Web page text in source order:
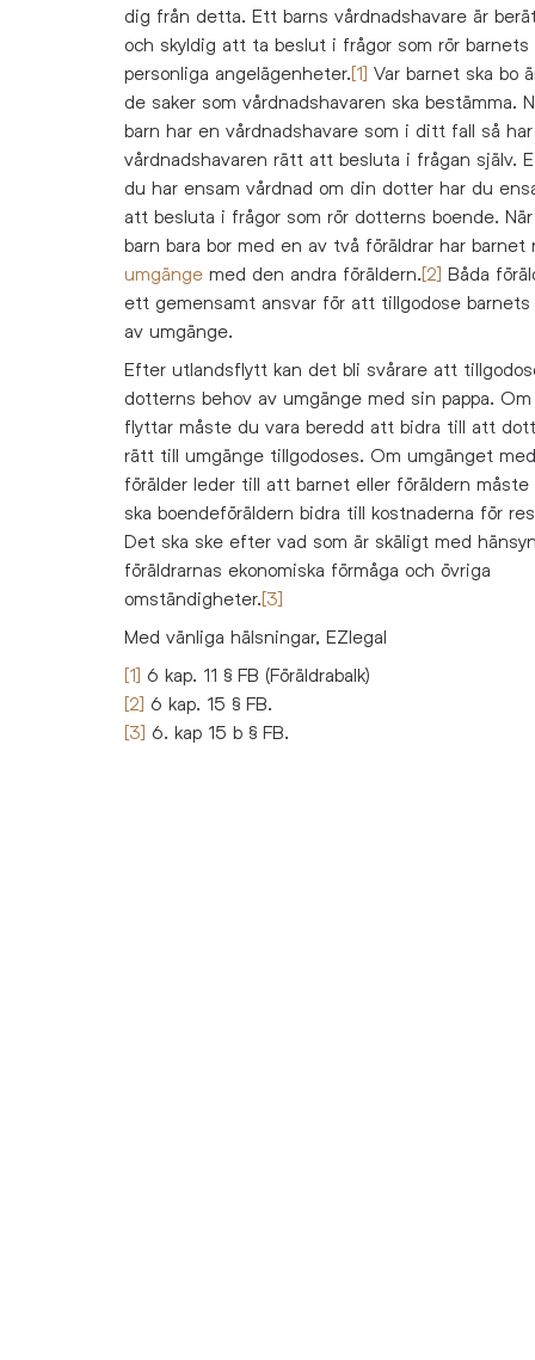
dig från detta. Ett barns vårdnadshavare är
och skyldig att ta beslut i frågor som rör barnets
personliga angelägenheter.[1] Var barnet ska bo
de saker som vårdnadshavaren ska bestämma.
barn har en vårdnadshavare som i ditt fall så har
vårdnadshavaren rätt att besluta i frågan själv.
du har ensam vårdnad om din dotter har du
att besluta i frågor som rör dotterns boende.
barn bara bor med en av två föräldrar har
umgänge med den andra föräldern. [2] Båda
ett gemensamt ansvar för att tillgodose barnets
av umgänge.
Efter utlandsflytt kan det bli svårare att
dotterns behov av umgänge med sin pappa.
flyttar måste du vara beredd att bidra till att
rätt till umgänge tillgodoses. Om umgänget
förälder leder till att barnet eller föräldern måste
ska boendeföräldern bidra till kostnaderna för
Det ska ske efter vad som är skäligt med
föräldrarnas ekonomiska förmåga och övriga
omständigheter.[3]
Med vänliga hälsningar, EZlegal
[1] 6 kap. 11 § FB (Föräldrabalk)
[2] 6 kap. 15 § FB.
[3] 6. kap 15 b § FB.